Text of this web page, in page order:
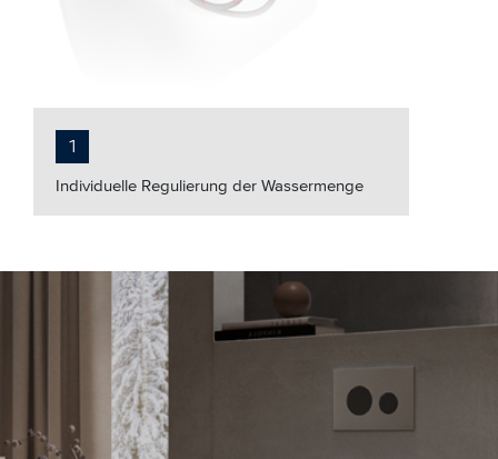
1
Individuelle Regulierung der Wassermenge